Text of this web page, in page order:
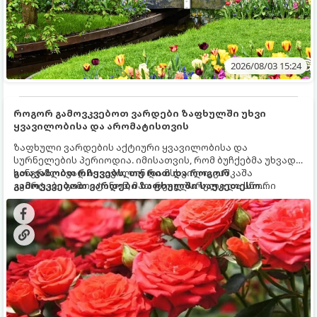
2026/08/03 15:24
როგორ გამოვკვებოთ ვარდები ზაფხულში უხვი
ყვავილობისა და არომატისთვის
ზაფხული ვარდების აქტიური ყვავილობისა და
სურნელების პერიოდია. იმისათვის, რომ ბუჩქებმა უხვად,
ხანგრძლივად იყვავილონ და მსხვილი, კაშკაშა
კვირტები გამოიტანონ, მათ რეგულარული და სწორი
გამოკვება სჭირდებათ. ზაფხულის პერიოდში მცენარის
მოთხოვნილებები იცვლება, ამიტომ მნიშვნელოვანია
ვიცოდეთ, რომელი სასუქები გამოიყენება ამ დროს.
გთავაზობთ რჩევებს, თუ რით და როგორ
გამოვკვებოთ ვარდები ზაფხულში საუკეთესო
შედეგის მისაღწევად: